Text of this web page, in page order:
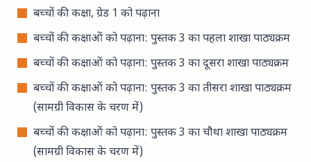
बच्चों की कक्षा, ग्रेड 1 को पढ़ाना
बच्चों की कक्षाओं को पढ़ाना: पुस्तक 3 का पहला शाखा पाठ्यक्रम
बच्चों की कक्षाओं को पढ़ाना: पुस्तक 3 का दूसरा शाखा पाठ्यक्रम
बच्चों की कक्षाओं को पढ़ाना: पुस्तक 3 का तीसरा शाखा पाठ्यक्रम
(सामग्री विकास के चरण में)
बच्चों की कक्षाओं को पढ़ाना: पुस्तक 3 का चौथा शाखा पाठ्यक्रम
(सामग्री विकास के चरण में)